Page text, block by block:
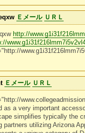
Ｅメール ＵＲＬ
http://
Ｅメール ＵＲＬ
as a very important
simplifies typically the
partners utilizing Arizona